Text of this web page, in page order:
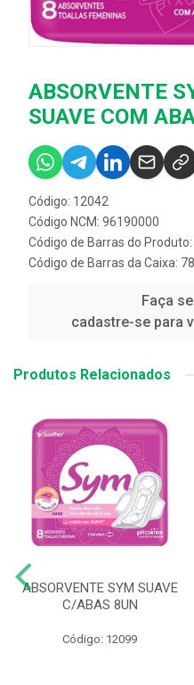
ABSORVENTE
SUAVE COM
Código: 12042
Código NCM: 96190000
Código de Barras do
Código de Barras da Caixa:
Faça
cadastre-se para
Produtos Relacionados
ABSORVENTE SYM SUAVE
C/ABAS 8UN
Código: 12099